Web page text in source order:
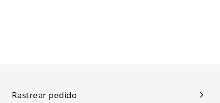
Rastrear pedido